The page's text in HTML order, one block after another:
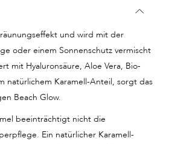
und wird mit der
oder einem Sonnenschutz vermischt
mit Hyaluronsäure, Aloe Vera, Bio-
natürlichem Karamell-Anteil, sorgt das
Beach Glow.
beeinträchtigt nicht die
Ein natürlicher Karamell-